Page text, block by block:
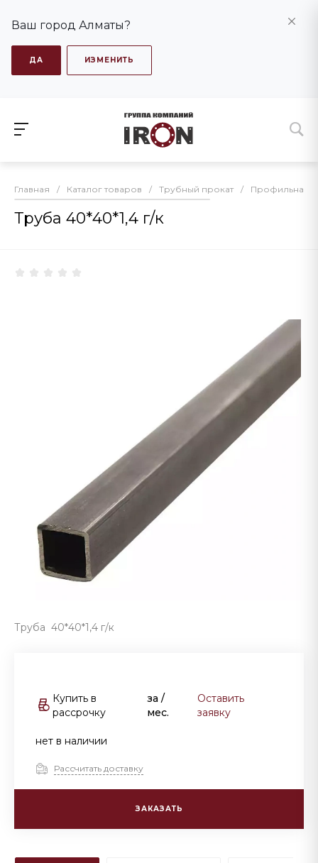
Ваш город Алматы?
ДА ИЗМЕНИТЬ
Главная / Каталог товаров / Трубный прокат / Профильная
Труба 40*40*1,4 г/к
Труба 40*40*1,4 г/к
Купить в
рассрочку
за/
мес.
Оставить
заявку
нет в наличии
Рассчитать доставку
ЗАКАЗАТЬ